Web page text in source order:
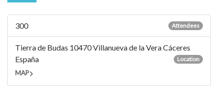
300 Attendees
Tierra de Budas 10470 Villanueva de la Vera Cáceres
España
Location
MAP